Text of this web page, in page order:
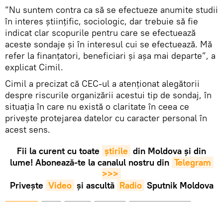
”Nu suntem contra ca să se efectueze anumite studii
în interes științific, sociologic, dar trebuie să fie
indicat clar scopurile pentru care se efectuează
aceste sondaje și în interesul cui se efectuează. Mă
refer la finanțatori, beneficiari și așa mai departe”, a
explicat Cimil.
Cimil a precizat că CEC-ul a atenționat alegătorii
despre riscurile organizării acestui tip de sondaj, în
situația în care nu există o claritate în ceea ce
privește protejarea datelor cu caracter personal în
acest sens.
Fii la curent cu toate știrile din Moldova și din
lume! Abonează-te la canalul nostru din Telegram
>>>
Privește Video și ascultă Radio Sputnik Moldova